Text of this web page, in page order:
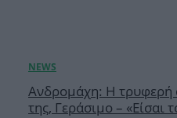
Ανδρομάχη: Η τρυφερή
της, Γεράσιμο –